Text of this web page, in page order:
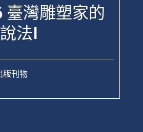
臺灣雕塑家的
法I
版刊物